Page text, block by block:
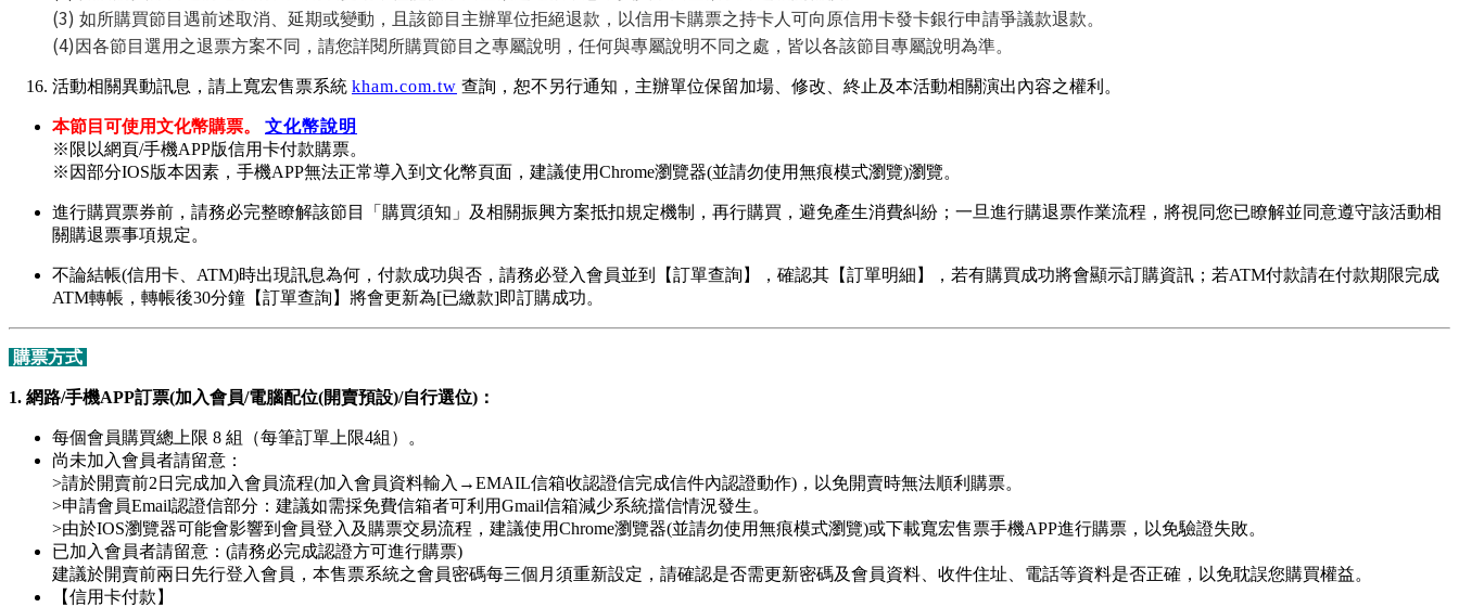
(3) 如所購買節目遇前述取消、延期或變動，且該節目主辦單位拒絕退款，以信用卡購票之持卡人可向原信用卡發卡銀行申請爭議款退款。
(4)因各節目選用之退票方案不同，請您詳閱所購買節目之專屬說明，任何與專屬說明不同之處，皆以各該節目專屬說明為準。
活動相關異動訊息，請上寬宏售票系統 kham.com.tw 查詢，恕不另行通知，主辦單位保留加場、修改、終止及本活動相關演出內容之權利。
本節目可使用文化幣購票。
文化幣說明
※限以網頁/手機APP版信用卡付款購票。
※因部分IOS版本因素，手機APP無法正常導入到文化幣頁面，建議使用Chrome瀏覽器(並請勿使用無痕模式瀏覽)瀏覽。
進行購買票券前，請務必完整瞭解該節目「購買須知」及相關振興方案抵扣規定機制，再行購買，避免產生消費糾紛；一旦進行購退票作業流程，將視同您已瞭解並同意遵守該活動相
關購退票事項規定。
不論結帳(信用卡、ATM)時出現訊息為何，付款成功與否，請務必登入會員並到【訂單查詢】，確認其【訂單明細】，若有購買成功將會顯示訂購資訊；若ATM付款請在付款期限完成
ATM轉帳，轉帳後30分鐘【訂單查詢】將會更新為[已繳款]即訂購成功。
購票方式
1. 網路/手機APP訂票(加入會員/電腦配位(開賣預設)/自行選位)：
每個會員購買總上限 8 組（每筆訂單上限4組）。
尚未加入會員者請留意：
>請於開賣前2日完成加入會員流程(加入會員資料輸入→EMAIL信箱收認證信完成信件內認證動作)，以免開賣時無法順利購票。
>申請會員Email認證信部分：建議如需採免費信箱者可利用Gmail信箱減少系統擋信情況發生。
>由於IOS瀏覽器可能會影響到會員登入及購票交易流程，建議使用Chrome瀏覽器(並請勿使用無痕模式瀏覽)或下載寬宏售票手機APP進行購票，以免驗證失敗。
已加入會員者請留意：(請務必完成認證方可進行購票)
建議於開賣前兩日先行登入會員，本售票系統之會員密碼每三個月須重新設定，請確認是否需更新密碼及會員資料、收件住址、電話等資料是否正確，以免耽誤您購買權益。
【信用卡付款】